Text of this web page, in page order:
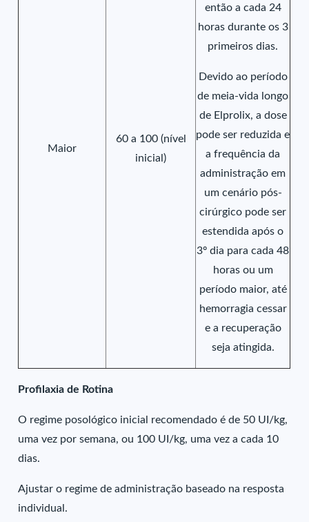
Maior
60 a 100 (nível
inicial)
então a cada 24
horas durante os 3
primeiros dias.
Devido ao período
de meia-vida longo
de Elprolix, a dose
pode ser reduzida e
a frequência da
administração em
um cenário pós-
cirúrgico pode ser
estendida após o
3º dia para cada 48
horas ou um
período maior, até
hemorragia cessar
e a recuperação
seja atingida.
Profilaxia de Rotina
O regime posológico inicial recomendado é de 50 UI/kg,
uma vez por semana, ou 100 UI/kg, uma vez a cada 10
dias.
Ajustar o regime de administração baseado na resposta
individual.